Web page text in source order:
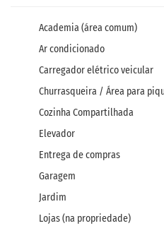
Academia (área comum)
Ar condicionado
Carregador elétrico veicular
Churrasqueira / Área para
Cozinha Compartilhada
Elevador
Entrega de compras
Garagem
Jardim
Lojas (na propriedade)